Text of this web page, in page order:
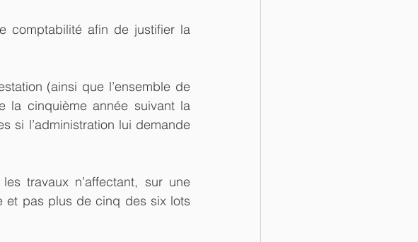
comptabilité afin de justifier la
(ainsi que l’ensemble de
la cinquième année suivant la
si l’administration lui demande
travaux n’affectant, sur une
et pas plus de cinq des six lots